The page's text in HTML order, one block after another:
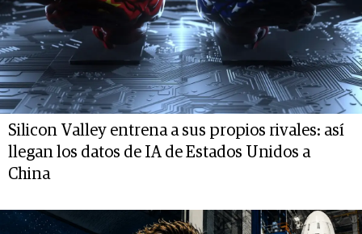
Silicon Valley entrena a sus propios rivales: así
llegan los datos de IA de Estados Unidos a
China